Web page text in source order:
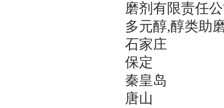
磨剂有限责任
多元醇,醇类助
石家庄
保定
秦皇岛
唐山